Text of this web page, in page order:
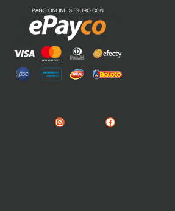
Instagram Facebook